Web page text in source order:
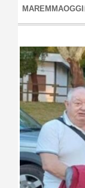
MAREMMAOGGI